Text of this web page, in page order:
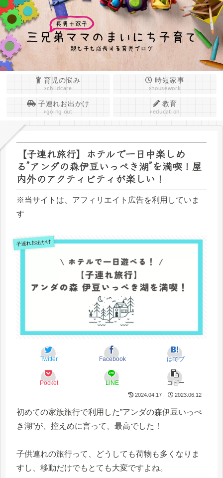
育児の悩み
childcare
時短家事
housework
子連れお出かけ
going out
教育
education
【子連れ旅行】ホテルで一日中楽しめ
る”アンダの森伊豆いっぺき湖”を満喫！屋
内外のアクティビティが楽しい！
※当サイトは、アフィリエイト広告を利用していま
す
子連れお出かけ
Twitter Facebook はてブ
Pocket LINE コピー
2024.04.17 2023.06.12
初めての家族旅行で利用した”アンダの森伊豆いっぺ
き湖”が、控えめに言って、最高でした！
子供連れの旅行って、どうしても荷物も多くなりま
すし、移動だけでもとても大変ですよね。